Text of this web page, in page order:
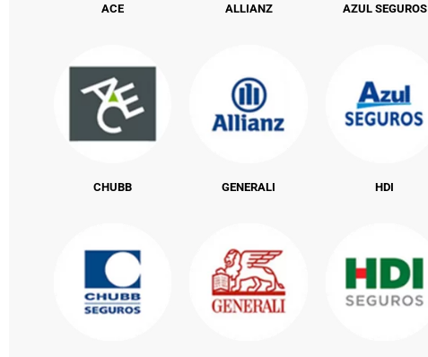
ACE
CHUBB
ALLIANZ
GENERALI
AZUL SEGUROS
HDI